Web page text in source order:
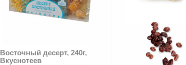
Восточный десерт, 240г,
Вкуснотеев